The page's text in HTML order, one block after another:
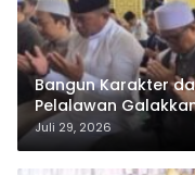
Bangun Karakter
Pelalawan
Juli 29, 2026